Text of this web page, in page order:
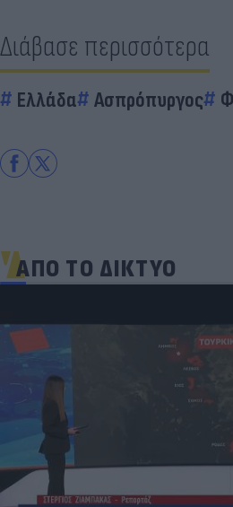
Διάβασε περισσότερα
Ελλάδα Ασπρόπυργος
ΑΠΟ ΤΟ ΔΙΚΤΥΟ